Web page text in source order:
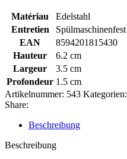
Matériau
Edelstahl
Entretien
Spülmaschinenfest
EAN
8594201815430
Hauteur
6.2 cm
Largeur
3.5 cm
Profondeur 1.5 cm
Artikelnummer: 543 Kategorien:
Share:
Beschreibung
Beschreibung